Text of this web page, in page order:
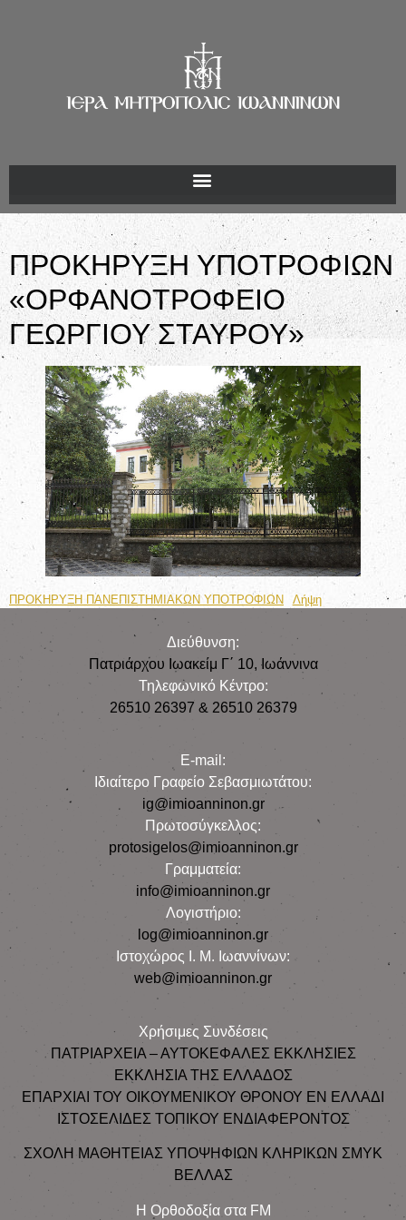
ΠΡΟΚΗΡΥΞΗ ΥΠΟΤΡΟΦΙΩΝ
«ΟΡΦΑΝΟΤΡΟΦΕΙΟ
ΓΕΩΡΓΙΟΥ ΣΤΑΥΡΟΥ»
ΠΡΟΚΗΡΥΞΗ ΠΑΝΕΠΙΣΤΗΜΙΑΚΩΝ ΥΠΟΤΡΟΦΙΩΝ Λήψη
Διεύθυνση:
Πατριάρχου Ιωακείμ Γ΄ 10, Iωάννινα
Τηλεφωνικό Κέντρο:
26510 26397 & 26510 26379
E-mail:
Iδιαίτερο Γραφείο Σεβασμιωτάτου:
ig@imioanninon.gr
Πρωτοσύγκελλος:
protosigelos@imioanninon.gr
Γραμματεία:
info@imioanninon.gr
Λογιστήριο:
log@imioanninon.gr
Ιστοχώρος Ι. Μ. Ιωαννίνων:
web@imioanninon.gr
Χρήσιμες Συνδέσεις
ΠΑΤΡΙΑΡΧΕΙΑ – ΑΥΤΟΚΕΦΑΛΕΣ ΕΚΚΛΗΣΙΕΣ
ΕΚΚΛΗΣΙΑ ΤΗΣ ΕΛΛΑΔΟΣ
ΕΠΑΡΧΙΑΙ ΤΟΥ ΟΙΚΟΥΜΕΝΙΚΟΥ ΘΡΟΝΟΥ ΕΝ ΕΛΛΑΔΙ
ΙΣΤΟΣΕΛΙΔΕΣ ΤΟΠΙΚΟΥ ΕΝΔΙΑΦΕΡΟΝΤΟΣ
ΣΧΟΛΗ ΜΑΘΗΤΕΙΑΣ ΥΠΟΨΗΦΙΩΝ ΚΛΗΡΙΚΩΝ ΣΜΥΚ
ΒΕΛΛΑΣ
Η Ορθοδοξία στα FM